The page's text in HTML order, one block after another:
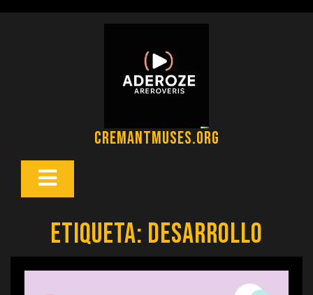
cremantmuses.org
Botón
Etiqueta: desarrollo